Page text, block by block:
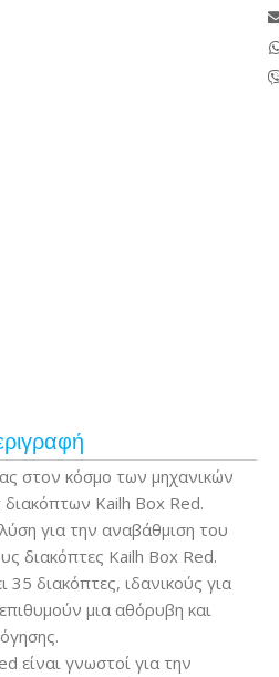
στον κόσμο των μηχανικών
Kailh Box Red.
για την αναβάθμιση του
διακόπτες Kailh Box Red.
35 διακόπτες, ιδανικούς για
μια αθόρυβη και
είναι γνωστοί για την